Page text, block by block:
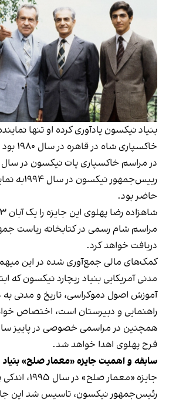
بنیاد نیکسون یادآوری کرده او تنها
رییس‌جمهور
حاضر بود.
مراسم شام رسمی در کتابخانه ریاست
دریافت خواهد کرد.
کمک‌های مالی جمع‌آوری شده در این
مدنی آمریکایی بنیاد ریچارد نیکسون که
آموزش اصول دموکراسی، تاریخ و مدنی به
راهنمایی و دبیرستان است، اختصاص
همچنین در مراسمی خصوصی در پاییز
فرح پهلوی اهدا خواهد شد.
سابقه و اهمیت جایزه «معمار صلح» بنیاد
جایزه «معمار
رئیس‌جمهور نیکسون، تاسیس شد این